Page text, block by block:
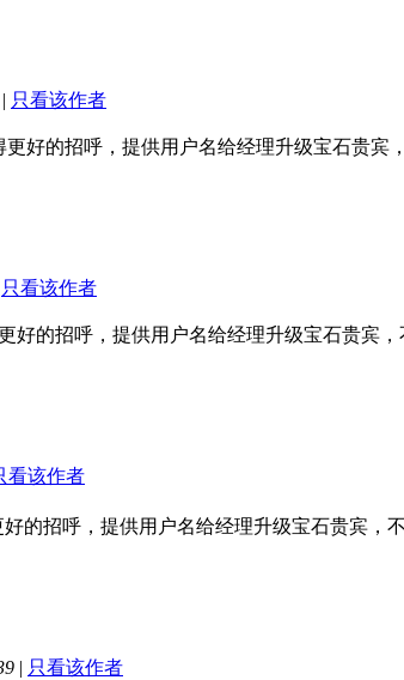
| 只看该作者
好的招呼，提供用户名给经理升级宝石贵宾
只看该作者
好的招呼，提供用户名给经理升级宝石贵宾，
看该作者
的招呼，提供用户名给经理升级宝石贵宾，
| 只看该作者